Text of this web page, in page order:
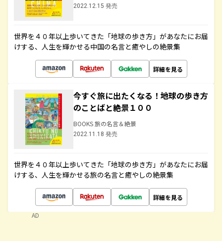
2022.12.15 発売
世界を４０年以上歩いてきた「地球の歩き方」があなたにお届
けする、人生を輝かせる中国の名言と癒やしの絶景集
詳細を見る
今すぐ旅に出たくなる！地球の歩き方
のことばと絶景１００
BOOKS 旅の名言＆絶景
2022.11.18 発売
世界を４０年以上歩いてきた「地球の歩き方」があなたにお届
けする、人生を輝かせる旅の名言と癒やしの絶景集
詳細を見る
AD